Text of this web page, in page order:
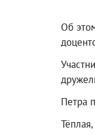
Об
Петра